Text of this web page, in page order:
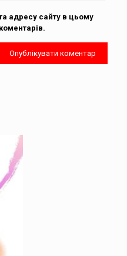
адресу сайту в цьому